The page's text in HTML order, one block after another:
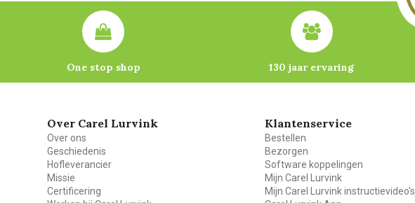
One stop shop 130 jaar ervaring
Over Carel Lurvink
Over ons
Geschiedenis
Hofleverancier
Missie
Certificering
Klantenservice
Bestellen
Bezorgen
Software koppelingen
Mijn Carel Lurvink
Mijn Carel Lurvink instructievideo's